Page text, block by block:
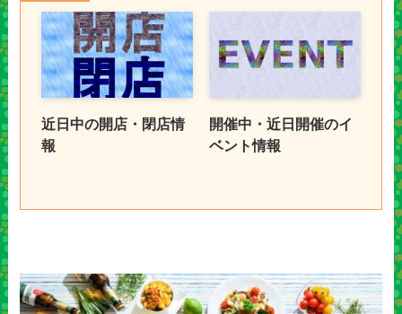
近日中の開店・閉店情
報
開催中・近日開催のイ
ベント情報